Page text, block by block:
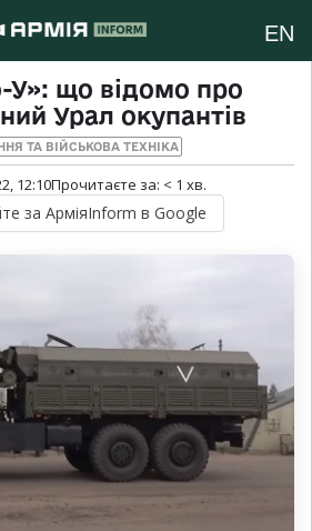
EN
У»: що відомо про
Урал окупантів
ТА ВІЙСЬКОВА ТЕХНІКА
12:10Прочитаєте за: < 1 хв.
за АрміяInform в Google